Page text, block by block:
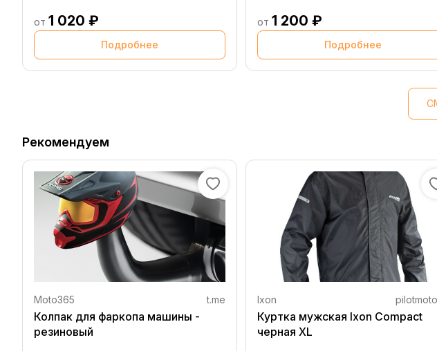
от 1 020 ₽
Подробнее
от 1 200 ₽
Подробнее
Рекомендуем
Moto365 t.me
Колпак для фаркопа машины -
резиновый
Ixon
Куртка мужская Ixon Compact
черная XL